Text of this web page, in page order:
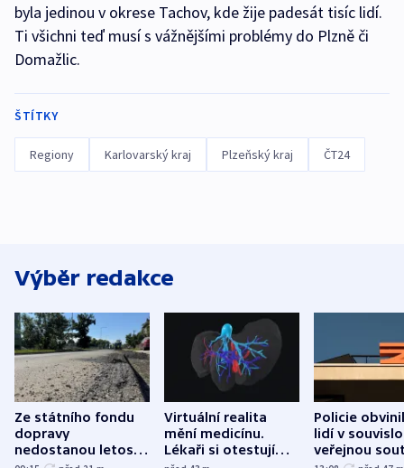
byla jedinou v okrese Tachov, kde žije padesát tisíc lidí.
Ti všichni teď musí s vážnějšími problémy do Plzně či
Domažlic.
ŠTÍTKY
Regiony Karlovarský kraj Plzeňský kraj ČT24
Výběr redakce
Ze státního fondu
dopravy
nedostanou letos
Virtuální realita
mění medicínu.
Lékaři si otestují
Policie
lidí v
veřejnou